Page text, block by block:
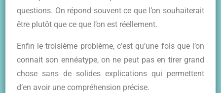
questions. On répond souvent ce que l’on souhaiterait
être plutôt que ce que l’on est réellement.
Enfin le troisième problème, c’est qu’une fois que l’on
connait son ennéatype, on ne peut pas en tirer grand
chose sans de solides explications qui permettent
d’en avoir une compréhension précise.